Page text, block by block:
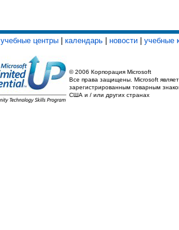
учебные центры календарь новости учебные
© 2006 Корпорация Microsoft
Все права защищены. Microsoft
зарегистрированным товарным
США и / или других странах